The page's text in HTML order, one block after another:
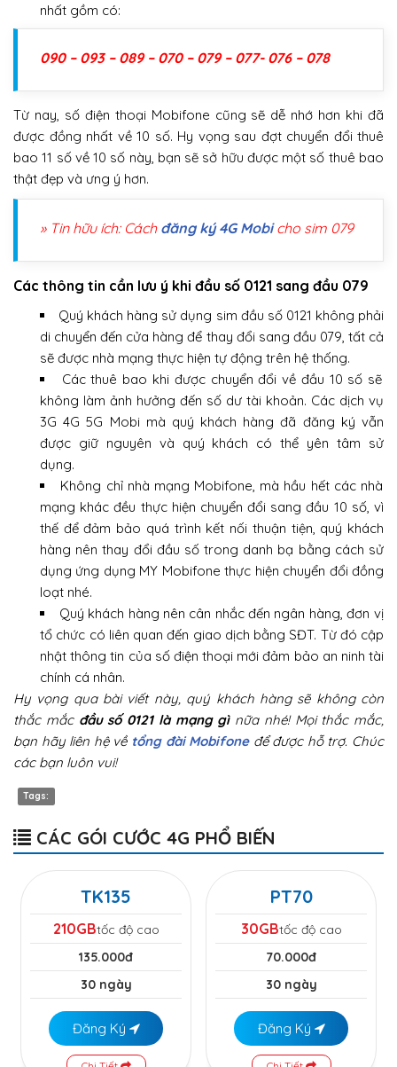
nhất gồm có:
090 – 093 – 089 – 070 – 079 – 077- 076 – 078
Từ nay, số điện thoại Mobifone cũng sẽ dễ nhớ hơn khi đã
được đồng nhất về 10 số. Hy vọng sau đợt chuyển đổi thuê
bao 11 số về 10 số này, bạn sẽ sở hữu được một số thuê bao
thật đẹp và ưng ý hơn.
» Tin hữu ích: Cách đăng ký 4G Mobicho sim 079
Các thông tin cần lưu ý khi đầu số 0121 sang đầu 079
Quý khách hàng sử dụng sim đầu số 0121 không phải
di chuyển đến cửa hàng để thay đổi sang đầu 079, tất cả
sẽ được nhà mạng thực hiện tự động trên hệ thống.
Các thuê bao khi được chuyển đổi về đầu 10 số sẽ
không làm ảnh hưởng đến số dư tài khoản. Các dịch vụ
3G 4G 5G Mobi mà quý khách hàng đã đăng ký vẫn
được giữ nguyên và quý khách có thể yên tâm sử
dụng.
Không chỉ nhà mạng Mobifone, mà hầu hết các nhà
mạng khác đều thực hiện chuyển đổi sang đầu 10 số, vì
thế để đảm bảo quá trình kết nối thuận tiện, quý khách
hàng nên thay đổi đầu số trong danh bạ bằng cách sử
dụng ứng dụng MY Mobifone thực hiện chuyển đổi đồng
loạt nhé.
Quý khách hàng nên cân nhắc đến ngân hàng, đơn vị
tổ chức có liên quan đến giao dịch bằng SĐT. Từ đó cập
nhật thông tin của số điện thoại mới đảm bảo an ninh tài
chính cá nhân.
Hy vọng qua bài viết này, quý khách hàng sẽ không còn
thắc mắc đầu số 0121 là mạng gìnữa nhé! Mọi thắc mắc,
bạn hãy liên hệ về tổng đài Mobifoneđể được hỗ trợ. Chúc
các bạn luôn vui!
Tags:
CÁC GÓI CƯỚC 4G PHỔ BIẾN
TK135
210GBtốc độ cao
135.000đ
30 ngày
Đăng Ký
PT70
30GBtốc độ cao
70.000đ
30 ngày
Đăng Ký